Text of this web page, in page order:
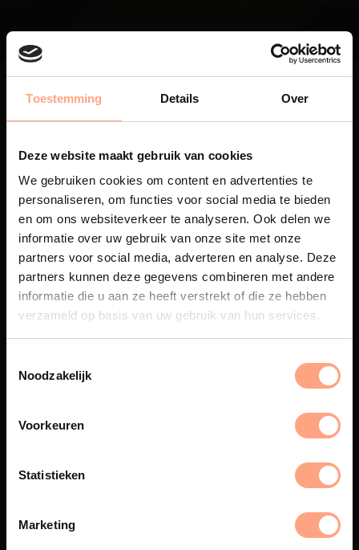
Toestemming Details Over
Deze website maakt gebruik van cookies
We gebruiken cookies om content en advertenties te
personaliseren, om functies voor social media te bieden
en om ons websiteverkeer te analyseren. Ook delen we
informatie over uw gebruik van onze site met onze
partners voor social media, adverteren en analyse. Deze
partners kunnen deze gegevens combineren met andere
informatie die u aan ze heeft verstrekt of die ze hebben
verzameld op basis van uw gebruik van hun services.
Noodzakelijk
Voorkeuren
Statistieken
Marketing
Maatwerk
Een exclusieve handgemaakte
beleving, waar Nederlands
vakmanschap en design
samenkomen.
eigen spuiterij afgewerkt met
PUUUR biedt volledige